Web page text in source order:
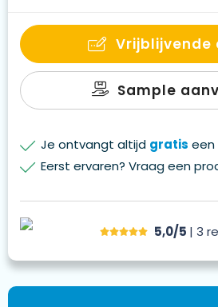
Vrijblijvende
Sample
Je ontvangt altijd gratis een
Eerst ervaren? Vraag een
5,0/5 | 3